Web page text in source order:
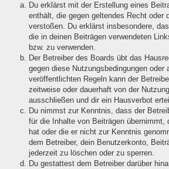
Du erklärst mit der Erstellung eines
enthält, die gegen geltendes Recht oder
verstoßen. Du erklärst insbesondere,
die in deinen Beiträgen verwendeten
bzw. zu verwenden.
Der Betreiber des Boards übt das
gegen diese Nutzungsbedingungen oder
veröffentlichten Regeln kann der
zeitweise oder dauerhaft von der
ausschließen und dir ein Hausverbot
Du nimmst zur Kenntnis, dass der
für die Inhalte von Beiträgen
hat oder die er nicht zur Kenntnis
dem Betreiber, dein Benutzerkonto,
jederzeit zu löschen oder zu sperren.
Du gestattest dem Betreiber darüber